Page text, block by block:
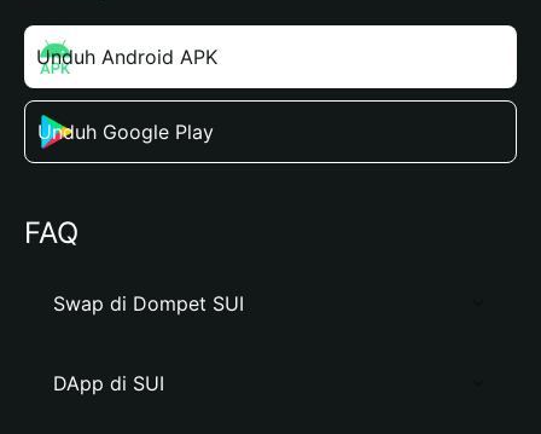
Unduh Android APK
Unduh Google Play
FAQ
Swap di Dompet SUI
DApp di SUI